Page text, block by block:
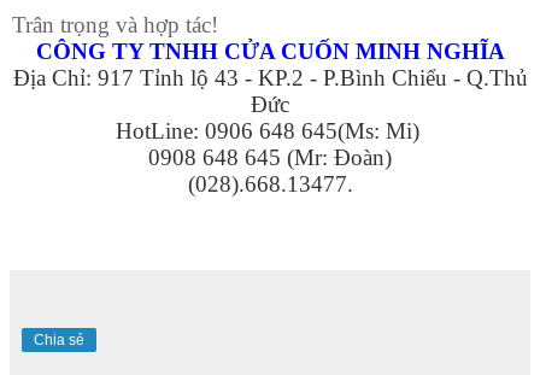
Trân trọng và hợp tác!
CÔNG TY TNHH CỬA CUỐN MINH NGHĨA
Địa Chỉ: 917 Tỉnh lộ 43 - KP.2 - P.Bình Chiểu - Q.Thủ
Đức
HotLine: 0906 648 645(Ms: Mi)
0908 648 645 (Mr: Đoàn)
(028).668.13477.
Chia sẻ